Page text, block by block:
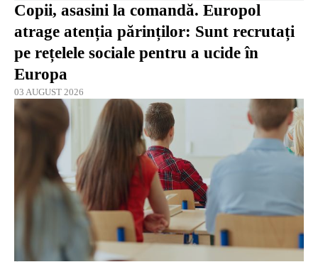
Copii, asasini la comandă. Europol
atrage atenția părinților: Sunt recrutați
pe rețelele sociale pentru a ucide în
Europa
03 AUGUST 2026